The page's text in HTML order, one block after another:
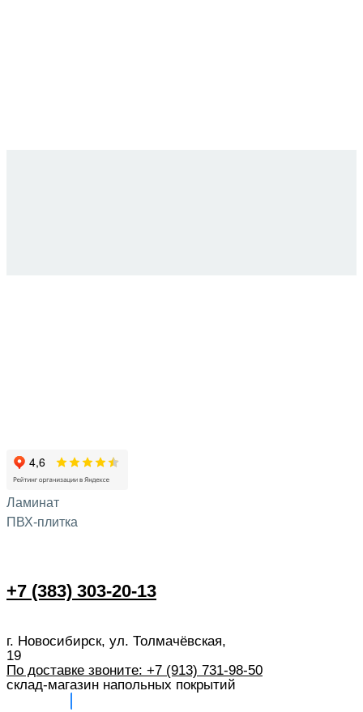
+7 (383) 303-20-13
г. Новосибирск, ул. Толмачёвская,
19
По доставке звоните: +7 (913) 731-98-50‬
склад-магазин напольных покрытий
Ламинат
ПВХ-плитка